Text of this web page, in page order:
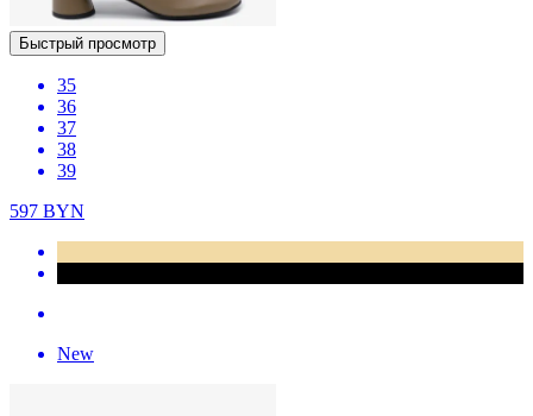
Быстрый просмотр
35
36
37
38
39
597 BYN
New